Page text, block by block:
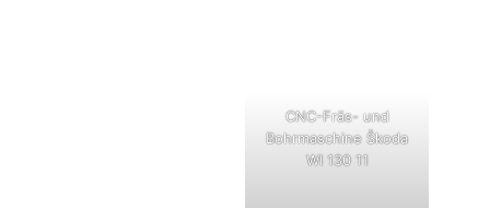
CNC-Fräs- und
Bohrmaschine Škoda
WI 130 11